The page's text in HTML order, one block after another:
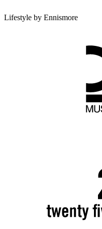
Lifestyle by Ennismore